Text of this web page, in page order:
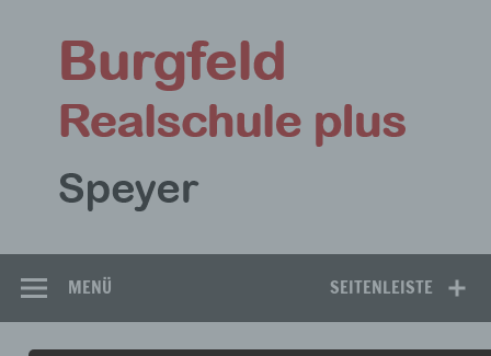
springen
SEITENLEISTE
MENÜ